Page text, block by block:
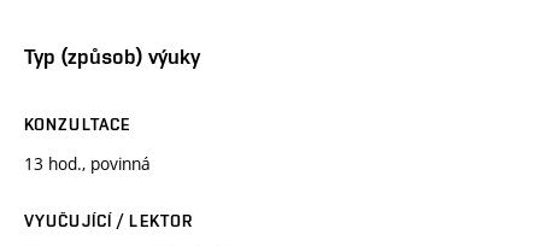
Typ (způsob) výuky
KONZULTACE
13 hod., povinná
VYUČUJÍCÍ / LEKTOR